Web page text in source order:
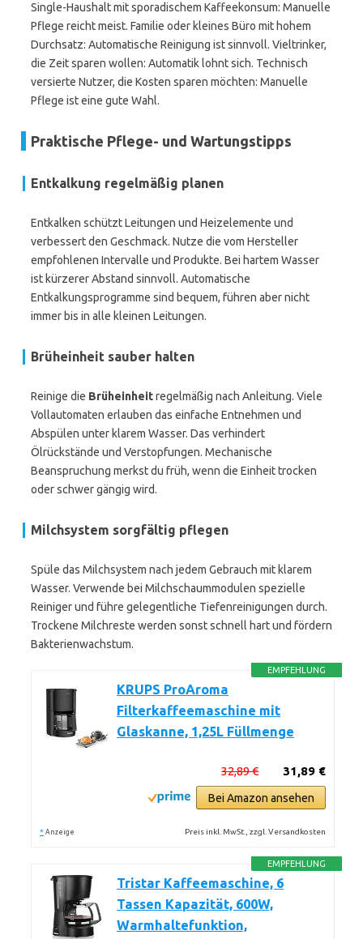
Single-Haushalt mit sporadischem Kaffeekonsum: Manuelle
Pflege reicht meist. Familie oder kleines Büro mit hohem
Durchsatz: Automatische Reinigung ist sinnvoll. Vieltrinker,
die Zeit sparen wollen: Automatik lohnt sich. Technisch
versierte Nutzer, die Kosten sparen möchten: Manuelle
Pflege ist eine gute Wahl.
Praktische Pflege- und Wartungstipps
Entkalkung regelmäßig planen
Entkalken schützt Leitungen und Heizelemente und
verbessert den Geschmack. Nutze die vom Hersteller
empfohlenen Intervalle und Produkte. Bei hartem Wasser
ist kürzerer Abstand sinnvoll. Automatische
Entkalkungsprogramme sind bequem, führen aber nicht
immer bis in alle kleinen Leitungen.
Brüheinheit sauber halten
Reinige die Brüheinheitregelmäßig nach Anleitung. Viele
Vollautomaten erlauben das einfache Entnehmen und
Abspülen unter klarem Wasser. Das verhindert
Ölrückstände und Verstopfungen. Mechanische
Beanspruchung merkst du früh, wenn die Einheit trocken
oder schwer gängig wird.
Milchsystem sorgfältig pflegen
Spüle das Milchsystem nach jedem Gebrauch mit klarem
Wasser. Verwende bei Milchschaummodulen spezielle
Reiniger und führe gelegentliche Tiefenreinigungen durch.
Trockene Milchreste werden sonst schnell hart und fördern
Bakterienwachstum.
EMPFEHLUNG
KRUPS ProAroma
Filterkaffeemaschine mit
Glaskanne, 1,25L Füllmenge
31,89 €
32,89 €
Bei Amazon ansehen
* Anzeige Preis inkl. MwSt., zzgl. Versandkosten
EMPFEHLUNG
Tristar Kaffeemaschine, 6
Tassen Kapazität, 600W,
Warmhaltefunktion,